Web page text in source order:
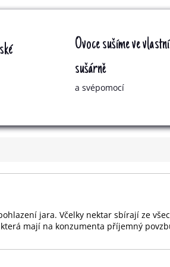
Ovoce sušíme ve vlastní
sušárně
a svépomocí
jara. Včelky nektar sbírají ze
mají na konzumenta příjemný